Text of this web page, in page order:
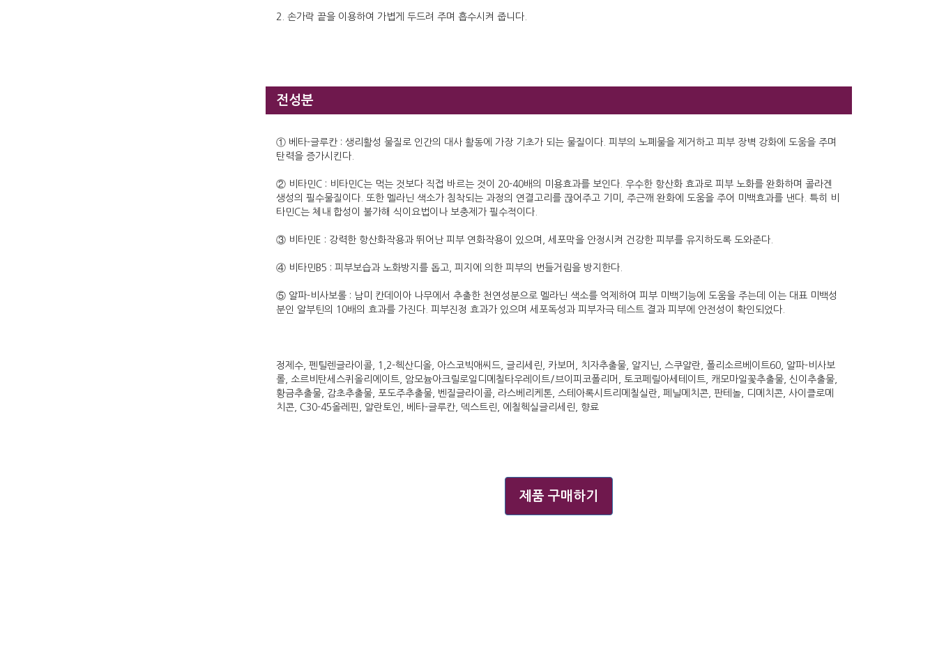
2. 손가락 끝을 이용하여 가볍게 두드려 주며 흡수시켜 줍니다.
전성분
① 베타-글루칸 : 생리활성 물질로 인간의 대사 활동에 가장 기초가 되는 물질이다. 피부의 노폐물을 제거하고 피부 장벽 강화에 도움을 주며
탄력을 증가시킨다.
② 비타민C : 비타민C는 먹는 것보다 직접 바르는 것이 20-40배의 미용효과를 보인다. 우수한 항산화 효과로 피부 노화를 완화하며 콜라겐
생성의 필수물질이다. 또한 멜라닌 색소가 침착되는 과정의 연결고리를 끊어주고 기미, 주근깨 완화에 도움을 주어 미백효과를 낸다. 특히 비
타민C는 체내 합성이 불가해 식이요법이나 보충제가 필수적이다.
③ 비타민E : 강력한 항산화작용과 뛰어난 피부 연화작용이 있으며, 세포막을 안정시켜 건강한 피부를 유지하도록 도와준다.
④ 비타민B5 : 피부보습과 노화방지를 돕고, 피지에 의한 피부의 번들거림을 방지한다.
⑤ 알파-비사보롤 : 남미 칸데이아 나무에서 추출한 천연성분으로 멜라닌 색소를 억제하여 피부 미백기능에 도움을 주는데 이는 대표 미백성
분인 알부틴의 10배의 효과를 가진다. 피부진정 효과가 있으며 세포독성과 피부자극 테스트 결과 피부에 안전성이 확인되었다.
정제수, 펜틸렌글라이콜, 1,2-헥산디올, 아스코빅애씨드, 글리세린, 카보머, 치자추출물, 알지닌, 스쿠알란, 폴리소르베이트60, 알파-비사보
롤, 소르비탄세스퀴올리에이트, 암모늄아크릴로일디메칠타우레이트/브이피코폴리머, 토코페릴아세테이트, 캐모마일꽃추출물, 신이추출물,
황금추출물, 감초추출물, 포도주추출물, 벤질글라이콜, 라스베리케톤, 스테아록시트리메칠실란, 페닐메치콘, 판테놀, 디메치콘, 사이클로메
치콘, C30-45올레핀, 알란토인, 베타-글루칸, 덱스트린, 에칠헥실글리세린, 향료
제품 구매하기